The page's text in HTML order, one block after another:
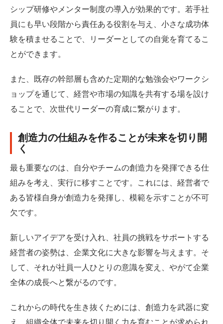
シップ研修やメンター制度の導入が効果的です。若手社
員にも早い段階から責任ある役割を与え、小さな成功体
験を積ませることで、リーダーとしての自覚を育てるこ
とができます。
また、既存の幹部層も含めた定期的な勉強会やワークシ
ョップを通じて、経営や市場の知識を共有する場を設け
ることで、次世代リーダーの育成に繋がります。
創造力の仕組みを作ることが未来を切り開
く
最も重要なのは、自分やチームの創造力を発揮できる仕
組みを考え、実行に移すことです。これには、経営者で
ある皆様自身が創造力を発揮し、模範を示すことが不可
欠です。
新しいアイデアを受け入れ、社員の挑戦をサポートする
経営者の姿勢は、企業文化に大きな影響を与えます。そ
して、それが社員一人ひとりの意識を変え、やがて企業
全体の成長へと繋がるのです。
これからの時代を生き抜くためには、創造力を武器に変